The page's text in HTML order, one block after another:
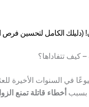
كيف تتفاداها؟
في السنوات
بسبب أخطاء قاتلة تمنع